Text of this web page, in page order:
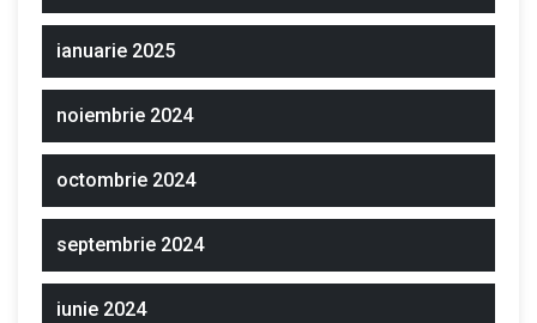
ianuarie 2025
noiembrie 2024
octombrie 2024
septembrie 2024
iunie 2024